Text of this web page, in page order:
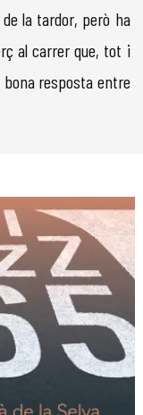
la tardor, però ha
al carrer que, tot i
resposta entre